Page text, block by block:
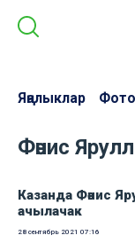
Яңалыклар Фото
Фәнис
Казанда Фәнис
ачылачак
28 сентябрь 2021 07:16